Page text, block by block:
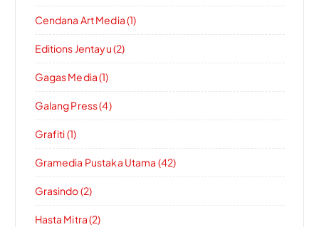
Cendana Art Media (1)
Editions Jentayu (2)
Gagas Media (1)
Galang Press (4)
Grafiti (1)
Gramedia Pustaka Utama (42)
Grasindo (2)
Hasta Mitra (2)